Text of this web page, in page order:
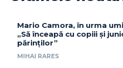
Mario Camora, în urma
„Să înceapă cu copiii și
părinților”
MIHAI RARES